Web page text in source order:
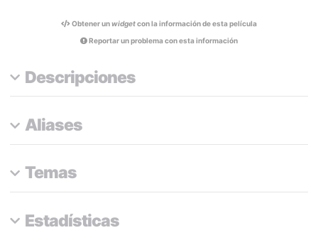
Obtener unwidgetcon la información de esta película
Reportar un problema con esta información
Descripciones
Aliases
Temas
Estadísticas